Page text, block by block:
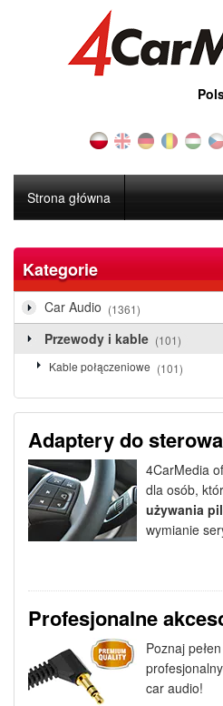
Strona główna
Kategorie
Car Audio (1361)
Przewody i kable (101)
Kable połączeniowe (101)
Adaptery do
4CarMedia
dla osób,
używania
wymianie
Profesjonalne
Poznaj
car audio!